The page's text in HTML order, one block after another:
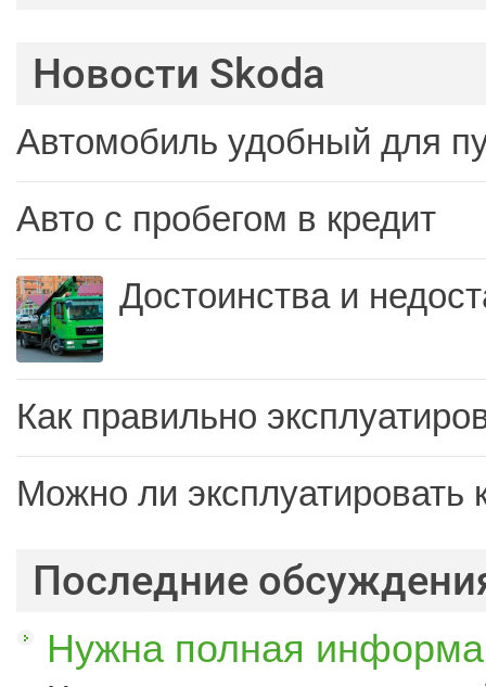
Новости Skoda
Автомобиль удобный для
Авто с пробегом в кредит
Достоинства и
Как правильно
Можно ли эксплуатировать
Последние
Нужна полная